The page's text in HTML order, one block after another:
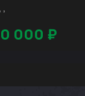
,
000 ₽